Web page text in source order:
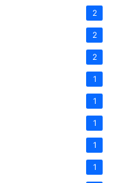
2
2
2
1
1
1
1
1